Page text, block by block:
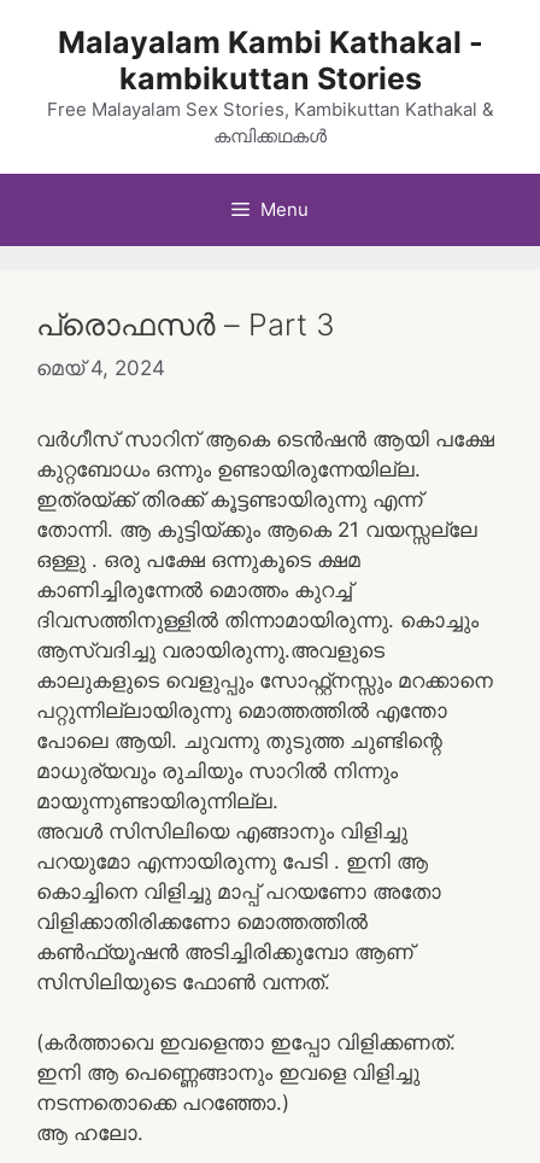
Malayalam Kambi Kathakal -
kambikuttan Stories
Free Malayalam Sex Stories, Kambikuttan Kathakal &
കമ്പിക്കഥകൾ
Menu
പ്രൊഫസർ – Part 3
മെയ്‌ 4, 2024
വർഗീസ് സാറിന് ആകെ ടെൻഷൻ ആയി പക്ഷേ
കുറ്റബോധം ഒന്നും ഉണ്ടായിരുന്നേയില്ല.
ഇത്രയ്ക്ക് തിരക്ക് കൂട്ടണ്ടായിരുന്നു എന്ന്
തോന്നി. ആ കുട്ടിയ്ക്കും ആകെ 21 വയസ്സല്ലേ
ഒള്ളു . ഒരു പക്ഷേ ഒന്നുകൂടെ ക്ഷമ
കാണിച്ചിരുന്നേൽ മൊത്തം കുറച്ച്
ദിവസത്തിനുള്ളിൽ തിന്നാമായിരുന്നു. കൊച്ചും
ആസ്വദിച്ചു വരായിരുന്നു.അവളുടെ
കാലുകളുടെ വെളുപ്പും സോഫ്റ്റ്‌നസ്സും മറക്കാനെ
പറ്റുന്നില്ലായിരുന്നു മൊത്തത്തിൽ എന്തോ
പോലെ ആയി. ചുവന്നു തുടുത്ത ചുണ്ടിന്റെ
മാധുര്യവും രുചിയും സാറിൽ നിന്നും
മായുന്നുണ്ടായിരുന്നില്ല.
അവൾ സിസിലിയെ എങ്ങാനും വിളിച്ചു
പറയുമോ എന്നായിരുന്നു പേടി . ഇനി ആ
കൊച്ചിനെ വിളിച്ചു മാപ്പ് പറയണോ അതോ
വിളിക്കാതിരിക്കണോ മൊത്തത്തിൽ
കൺഫ്യൂഷൻ അടിച്ചിരിക്കുമ്പോ ആണ്
സിസിലിയുടെ ഫോൺ വന്നത്.
(കർത്താവെ ഇവളെന്താ ഇപ്പോ വിളിക്കണത്.
ഇനി ആ പെണ്ണെങ്ങാനും ഇവളെ വിളിച്ചു
നടന്നതൊക്കെ പറഞ്ഞോ.)
ആ ഹലോ.